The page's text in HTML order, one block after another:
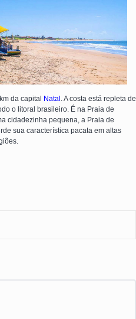
da capital Natal . A costa está repleta de
o litoral brasileiro. É na Praia de
cidadezinha pequena, a Praia de
sua característica pacata em altas